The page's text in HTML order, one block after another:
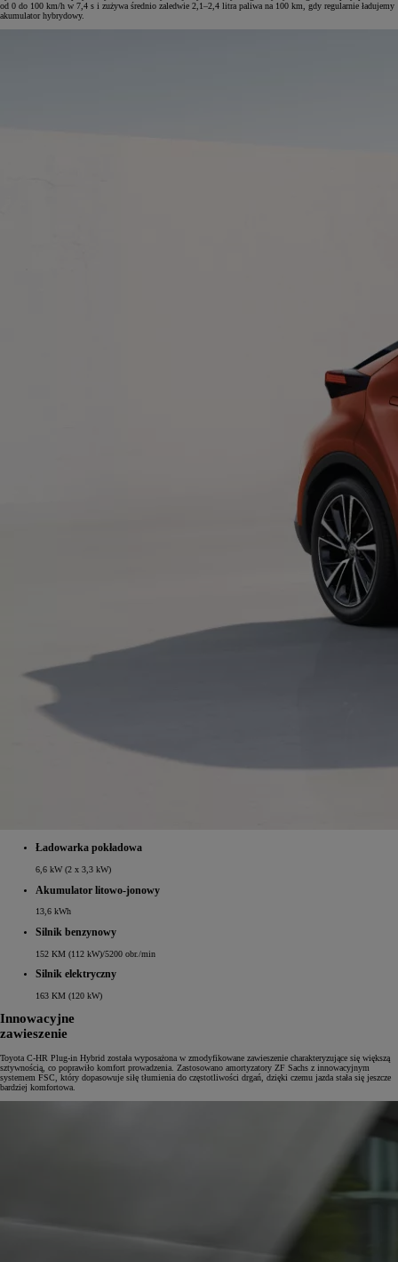
od 0 do 100 km/h w 7,4 s i zużywa średnio zaledwie 2,1–2,4 litra paliwa na 100 km, gdy regularnie ładujemy
akumulator hybrydowy.
Ładowarka pokładowa
6,6 kW (2 x 3,3 kW)
Akumulator litowo‑jonowy
13,6 kWh
Silnik benzynowy
152 KM (112 kW)/5200 obr./min
Silnik elektryczny
163 KM (120 kW)
Innowacyjne
zawieszenie
Toyota C-HR Plug-in Hybrid została wyposażona w zmodyfikowane zawieszenie charakteryzujące się większą
sztywnością, co poprawiło komfort prowadzenia. Zastosowano amortyzatory ZF Sachs z innowacyjnym
systemem FSC, który dopasowuje siłę tłumienia do częstotliwości drgań, dzięki czemu jazda stała się jeszcze
bardziej komfortowa.